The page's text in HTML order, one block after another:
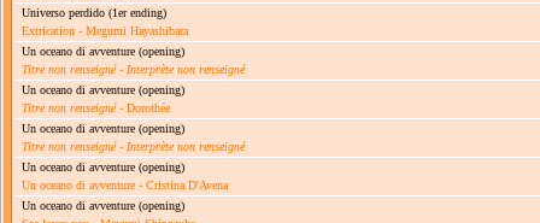
Universo perdido (1er ending)
Extrication - Megumi Hayashibara
Un oceano di avventure (opening)
Titre non renseigné- Interprète non renseigné
Un oceano di avventure (opening)
Titre non renseigné- Dorothée
Un oceano di avventure (opening)
Titre non renseigné- Interprète non renseigné
Un oceano di avventure (opening)
Un oceano di avventure - Cristina D'Avena
Un oceano di avventure (opening)